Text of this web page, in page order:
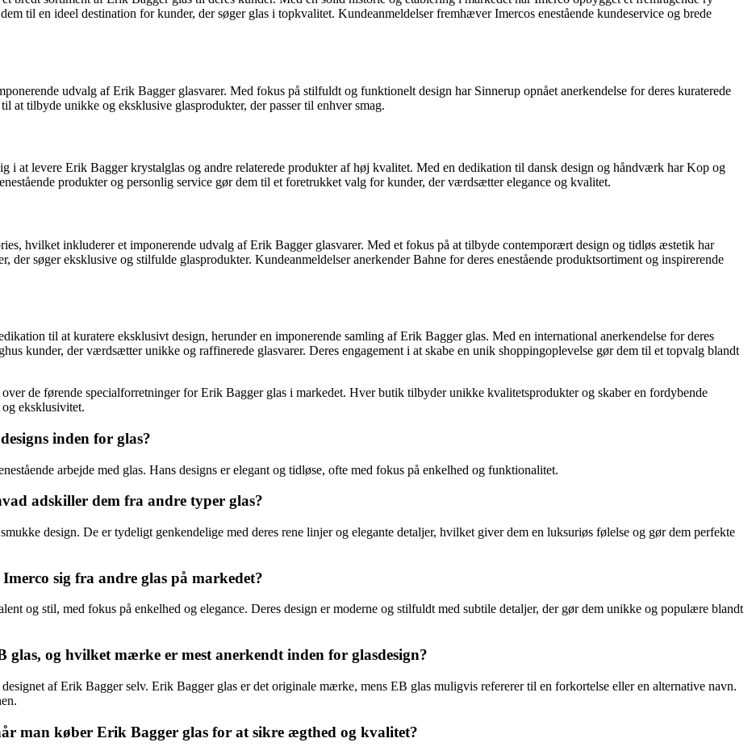
til en ideel destination for kunder, der søger glas i topkvalitet. Kundeanmeldelser fremhæver Imercos enestående kundeservice og brede
udvalg af Erik Bagger glasvarer. Med fokus på stilfuldt og funktionelt design har Sinnerup opnået anerkendelse for deres kuraterede
at tilbyde unikke og eksklusive glasprodukter, der passer til enhver smag.
i at levere Erik Bagger krystalglas og andre relaterede produkter af høj kvalitet. Med en dedikation til dansk design og håndværk har Kop og
produkter og personlig service gør dem til et foretrukket valg for kunder, der værdsætter elegance og kvalitet.
hvilket inkluderer et imponerende udvalg af Erik Bagger glasvarer. Med et fokus på at tilbyde contemporært design og tidløs æstetik har
der søger eksklusive og stilfulde glasprodukter. Kundeanmeldelser anerkender Bahne for deres enestående produktsortiment og inspirerende
til at kuratere eksklusivt design, herunder en imponerende samling af Erik Bagger glas. Med en international anerkendelse for deres
kunder, der værdsætter unikke og raffinerede glasvarer. Deres engagement i at skabe en unik shoppingoplevelse gør dem til et topvalg blandt
de førende specialforretninger for Erik Bagger glas i markedet. Hver butik tilbyder unikke kvalitetsprodukter og skaber en fordybende
eksklusivitet.
inden for glas?
arbejde med glas. Hans designs er elegant og tidløse, ofte med fokus på enkelhed og funktionalitet.
adskiller dem fra andre typer glas?
design. De er tydeligt genkendelige med deres rene linjer og elegante detaljer, hvilket giver dem en luksuriøs følelse og gør dem perfekte
sig fra andre glas på markedet?
og stil, med fokus på enkelhed og elegance. Deres design er moderne og stilfuldt med subtile detaljer, der gør dem unikke og populære blandt
og hvilket mærke er mest anerkendt inden for glasdesign?
af Erik Bagger selv. Erik Bagger glas er det originale mærke, mens EB glas muligvis refererer til en forkortelse eller en alternative navn.
man køber Erik Bagger glas for at sikre ægthed og kvalitet?